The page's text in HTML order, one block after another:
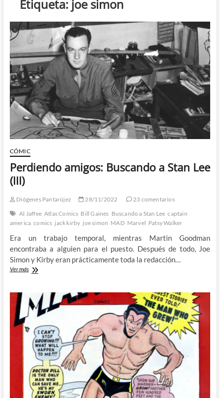
Etiqueta: joe simon
CÓMIC
Perdiendo amigos: Buscando a Stan Lee
(III)
Diógenes Pantarújez 28/11/2022
23 comentarios
Al Jaffee Atlas Comics Bill Gaines Buscando a Stan Lee captain
america comics jack kirby joe simon MAD Marvel Patsy Walker
Era un trabajo temporal, mientras Martin Goodman
encontraba a alguien para el puesto. Después de todo, Joe
Simon y Kirby eran prácticamente toda la redacción…
Ver másPerdiendo
Stan
Lee